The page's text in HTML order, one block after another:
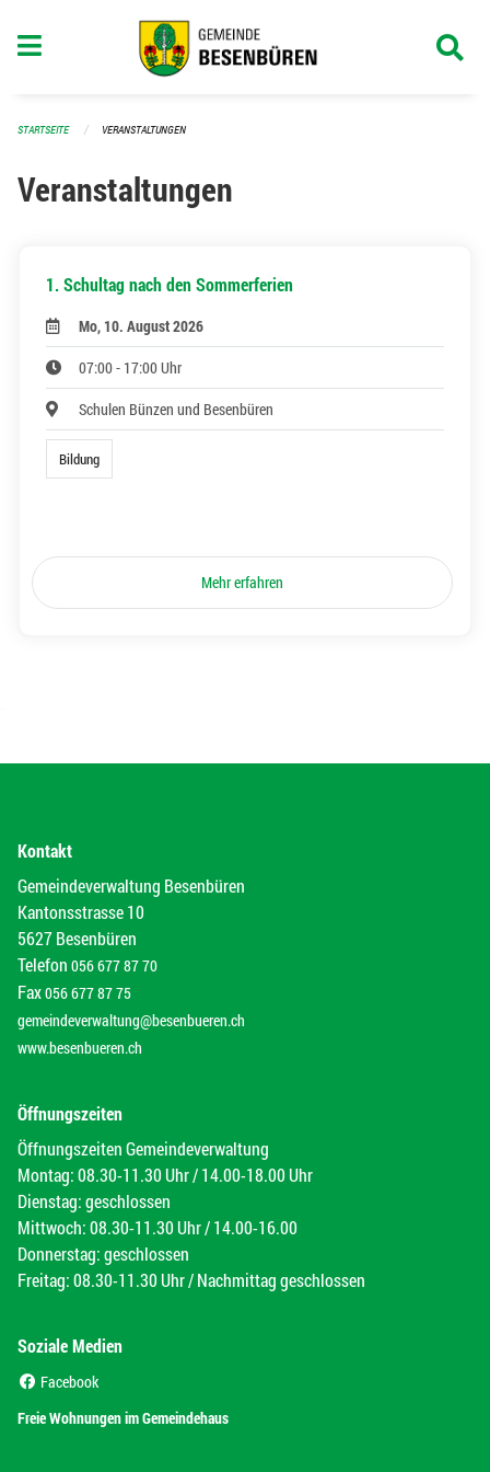
STARTSEITE VERANSTALTUNGEN
Veranstaltungen
1. Schultag nach den Sommerferien
Mo, 10. August 2026
07:00 - 17:00 Uhr
Schulen Bünzen und Besenbüren
Bildung
Mehr erfahren
Kontakt
Gemeindeverwaltung Besenbüren
Kantonsstrasse 10
5627 Besenbüren
Telefon 056 677 87 70
Fax056 677 87 75
gemeindeverwaltung@besenbueren.ch
www.besenbueren.ch
Öffnungszeiten
Öffnungszeiten Gemeindeverwaltung
Montag: 08.30-11.30 Uhr / 14.00-18.00 Uhr
Dienstag: geschlossen
Mittwoch: 08.30-11.30 Uhr / 14.00-16.00
Donnerstag: geschlossen
Freitag: 08.30-11.30 Uhr / Nachmittag geschlossen
Soziale Medien
Facebook
Freie Wohnungen im Gemeindehaus